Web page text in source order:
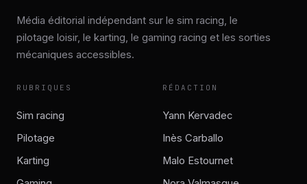
Média éditorial indépendant sur le sim racing, le
pilotage loisir, le karting, le gaming racing et les sorties
mécaniques accessibles.
RUBRIQUES
Sim racing
Pilotage
Karting
RÉDACTION
Yann Kervadec
Inès Carballo
Malo Estournet